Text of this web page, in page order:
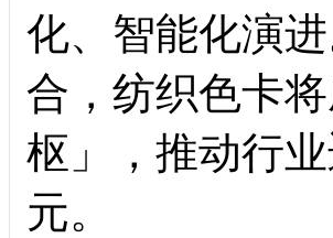
化、智能化演
合，纺织色卡
枢」，推动行
元。